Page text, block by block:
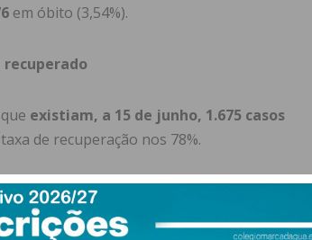
em óbito (3,54%).
recuperado
existiam, a 15 de junho, 1.675 casos
de recuperação nos 78%.
na região devido ao novo coronavírus
seguido de Penafiel com três e Castelo de